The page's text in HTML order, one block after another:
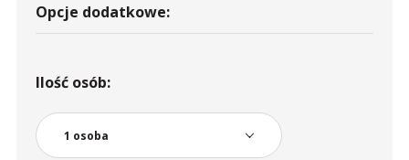
Opcje dodatkowe:
Ilość osób: